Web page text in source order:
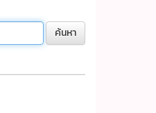
ค้นหา